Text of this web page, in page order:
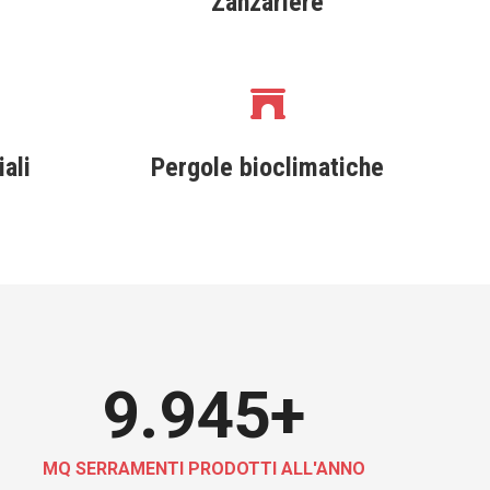
Pergole bioclimatiche
10.000+
MQ SERRAMENTI PRODOTTI ALL'ANNO